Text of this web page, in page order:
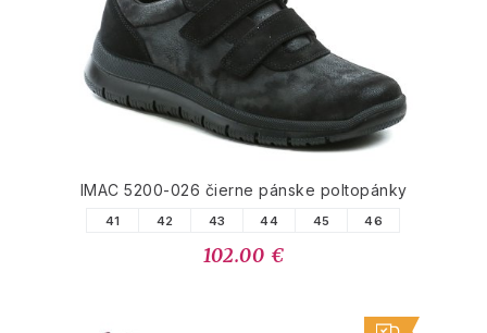
IMAC 5200-026 čierne pánske poltopánky
41 42 43 44 45 46
102.00 €